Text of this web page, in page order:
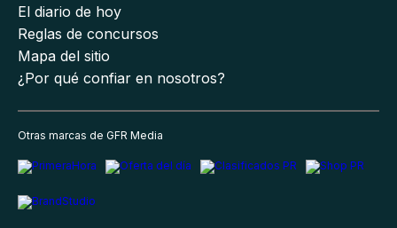
El diario de hoy
Reglas de concursos
Mapa del sitio
¿Por qué confiar en nosotros?
Otras marcas de GFR Media